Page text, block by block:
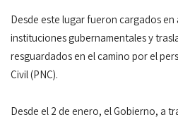
Desde este lugar fueron cargados
instituciones gubernamentales y
resguardados en el camino por el
Civil (PNC).
Desde el 2 de enero, el Gobierno, a